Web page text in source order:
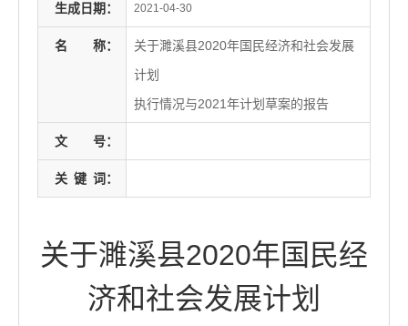
生成日期： 2021-04-30
名 称：
关于濉溪县2020年国民经济和社会发展
计划
执行情况与2021年计划草案的报告
文 号：
关 键 词：
关于濉溪县2020年国民经
济和社会发展计划